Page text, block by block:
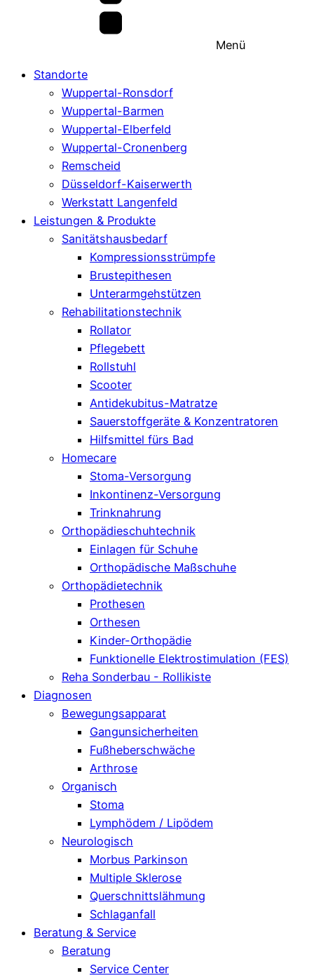
Menü
Standorte
Wuppertal-Ronsdorf
Wuppertal-Barmen
Wuppertal-Elberfeld
Wuppertal-Cronenberg
Remscheid
Düsseldorf-Kaiserwerth
Werkstatt Langenfeld
Leistungen & Produkte
Sanitätshausbedarf
Kompressionsstrümpfe
Brustepithesen
Unterarmgehstützen
Rehabilitationstechnik
Rollator
Pflegebett
Rollstuhl
Scooter
Antidekubitus-Matratze
Sauerstoffgeräte & Konzentratoren
Hilfsmittel fürs Bad
Homecare
Stoma-Versorgung
Inkontinenz-Versorgung
Trinknahrung
Orthopädieschuhtechnik
Einlagen für Schuhe
Orthopädische Maßschuhe
Orthopädietechnik
Prothesen
Orthesen
Kinder-Orthopädie
Funktionelle Elektrostimulation (FES)
Reha Sonderbau - Rollikiste
Diagnosen
Bewegungsapparat
Gangunsicherheiten
Fußheberschwäche
Arthrose
Organisch
Stoma
Lymphödem / Lipödem
Neurologisch
Morbus Parkinson
Multiple Sklerose
Querschnittslähmung
Schlaganfall
Beratung & Service
Beratung
Service Center